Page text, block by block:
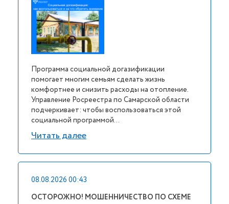
Программа социальной догазификации
помогает многим семьям сделать жизнь
комфортнее и снизить расходы на отопление.
Управление Росреестра по Самарской области
подчеркивает: чтобы воспользоваться этой
социальной программой...
Читать далее
08.08.2026 00:43
ОСТОРОЖНО! МОШЕННИЧЕСТВО ПО СХЕМЕ